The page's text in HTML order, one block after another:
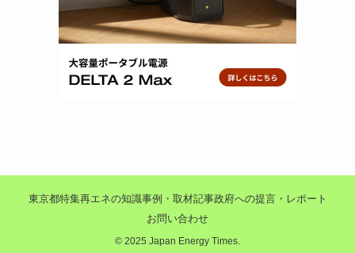
東京都特集再エネの知識事例・取材記事政府への提言・レポート
お問い合わせ
© 2025 Japan Energy Times.